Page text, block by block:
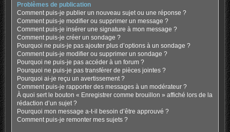
Problèmes de publication
Comment puis-je publier un nouveau sujet ou une réponse ?
Comment puis-je modifier ou supprimer un message ?
Comment puis-je insérer une signature à mon message ?
Comment puis-je créer un sondage ?
Pourquoi ne puis-je pas ajouter plus d’options à un sondage ?
Comment puis-je modifier ou supprimer un sondage ?
Pourquoi ne puis-je pas accéder à un forum ?
Pourquoi ne puis-je pas transférer de pièces jointes ?
Pourquoi ai-je reçu un avertissement ?
Comment puis-je rapporter des messages à un modérateur ?
À quoi sert le bouton « Enregistrer comme brouillon » affiché lors de la
rédaction d’un sujet ?
Pourquoi mon message a-t-il besoin d’être approuvé ?
Comment puis-je remonter mes sujets ?